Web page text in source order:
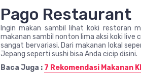
Pago Restaurant
Ingin makan sambil lihat koki restoran
makanan sambil nonton lima aksi koki live
sangat bervariasi. Dari makanan lokal
Jepang seperti sushi bisa Anda cicip disini.
Baca Juga : 7 Rekomendasi Makanan